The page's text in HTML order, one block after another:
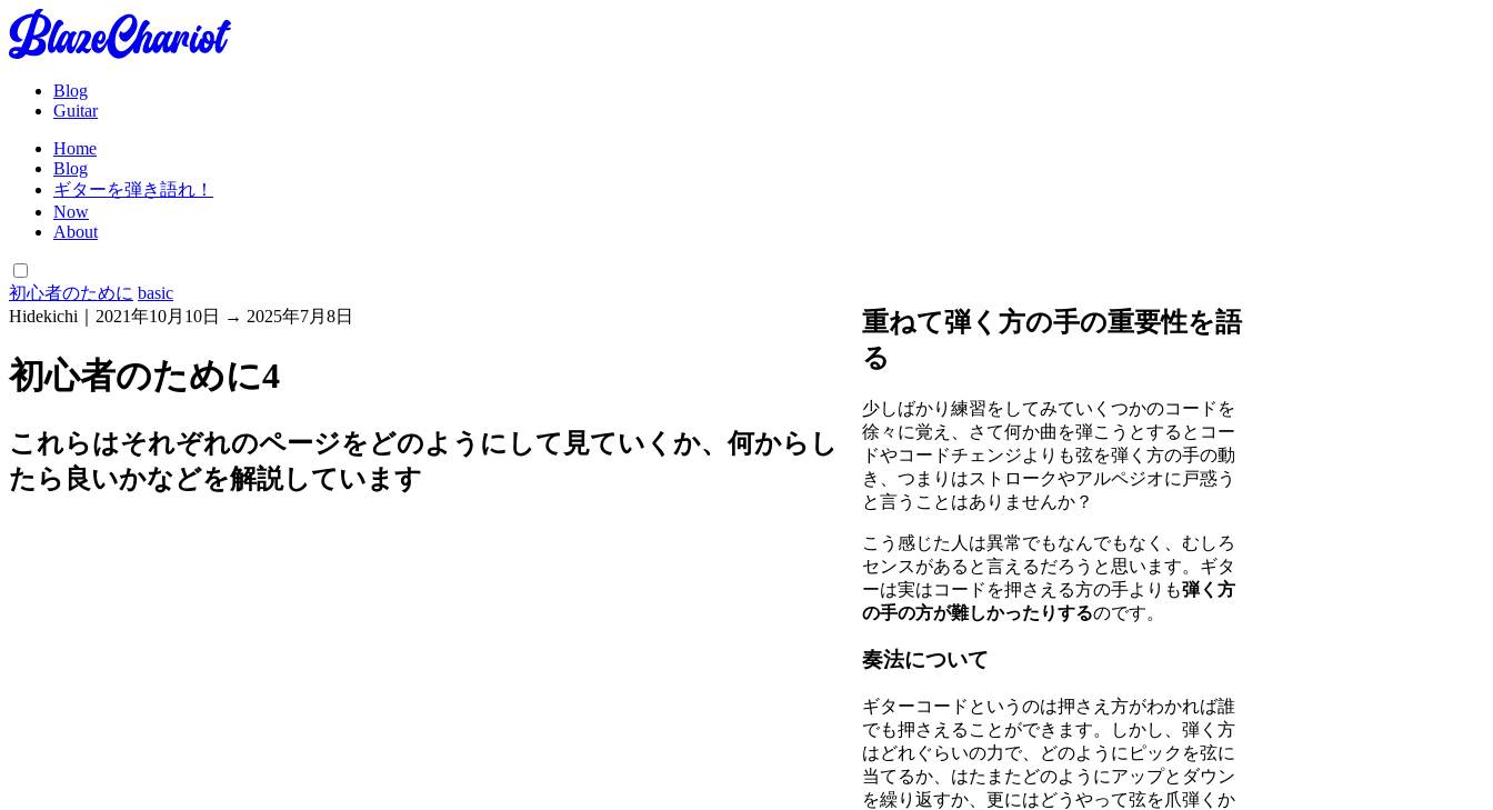
Blog
Guitar
Home
Blog
ギターを弾き語れ！
Now
About
初心者のために basic
Hidekichi
2021年10月10日 → 2025年7月8日
初心者のために4
これらはそれぞれのページをどのようにして見ていくか、何からし
たら良いかなどを解説しています
重ねて弾く方の手の重要性を語
る
少しばかり練習をしてみていくつかのコードを
徐々に覚え、さて何か曲を弾こうとするとコー
ドやコードチェンジよりも弦を弾く方の手の動
き、つまりはストロークやアルペジオに戸惑う
と言うことはありませんか？
こう感じた人は異常でもなんでもなく、むしろ
センスがあると言えるだろうと思います。ギタ
ーは実はコードを押さえる方の手よりも弾く方
の手の方が難しかったりするのです。
奏法について
ギターコードというのは押さえ方がわかれば誰
でも押さえることができます。しかし、弾く方
はどれぐらいの力で、どのようにピックを弦に
当てるか、はたまたどのようにアップとダウン
を繰り返すか、更にはどうやって弦を爪弾くか